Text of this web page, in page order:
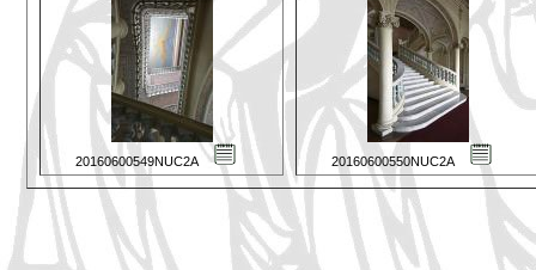
20160600549NUC2A 20160600550NUC2A